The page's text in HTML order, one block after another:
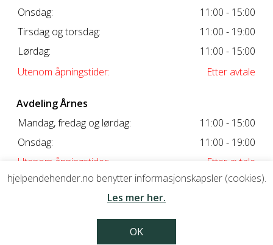
Onsdag:
11:00 - 15:00
Tirsdag og torsdag:
11:00 - 19:00
Lørdag:
11:00 - 15:00
Utenom åpningstider:
Etter avtale
Avdeling Årnes
Mandag, fredag og lørdag:
11:00 - 15:00
Onsdag:
11:00 - 19:00
Utenom åpningstider:
Etter avtale
hjelpendehender.no benytter informasjonskapsler (cookies).
Les mer her.
OK